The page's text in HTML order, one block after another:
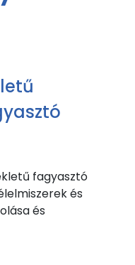
fagyasztó
és
és